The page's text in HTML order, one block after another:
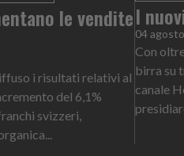
le vendite
i risultati relativi al
del 6,1%
svizzeri,
I
04
Con
birra su
canale